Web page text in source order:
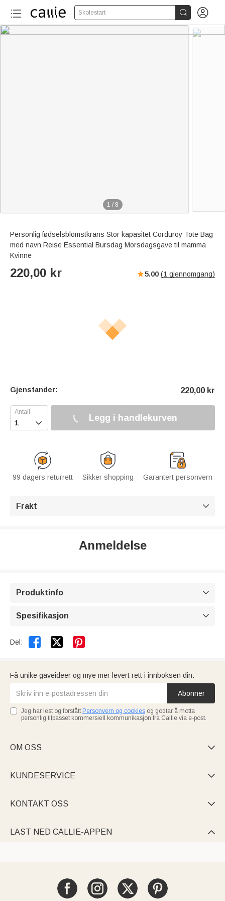
Skolestart  
1 / 8
Personlig fødselsblomstkrans Stor kapasitet Corduroy Tote Bag
med navn Reise Essential Bursdag Morsdagsgave til mamma
Kvinne
220,00 kr 5.00 (1 gjennomgang)
Gjenstander: 220,00 kr
 Legg i handlekurven
99 dagers returrett Sikker shopping Garantert personvern
Frakt 
Anmeldelse
Produktinfo 
Spesifikasjon 
Del:  
Få unike gaveideer og mye mer levert rett i innboksen din.
Abonner
Jeg har lest og forstått Personvern og cookies og godtar å motta
personlig tilpasset kommersiell kommunikasjon fra Callie via e-post.
OM OSS 
KUNDESERVICE 
KONTAKT OSS 
LAST NED CALLIE-APPEN 